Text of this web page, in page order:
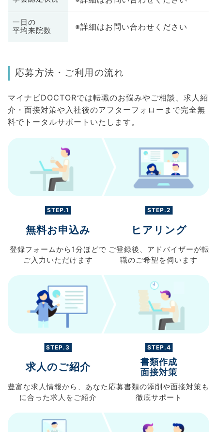
一日の
平均来院数
※詳細はお問い合わせください
応募方法・ご利用の流れ
マイナビDOCTORでは転職のお悩みやご相談、求人紹
介・面接対策や入社後のアフターフォローまで完全無
料でトータルサポートいたします。
STEP.1
無料お申込み
登録フォームから 1分ほどで
ご入力 いただけます
STEP.2
ヒアリング
ご登録後、 アドバイザーが転
職のご希望を伺います
STEP.3
求人のご紹介
豊富な求人情報から、 あなた
に合った求人を ご紹介
STEP.4
書類作成
面接対策
応募書類の添削や面接対策も
徹底サポート